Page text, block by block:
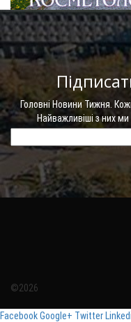
Головні Новини Тижня.
Найважливіші з них
©2026
FacebookGoogle+ Twitter